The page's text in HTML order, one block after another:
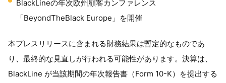
BlackLineの年次欧州顧客カンファレンス
「BeyondTheBlack Europe」を開催
本プレスリリースに含まれる財務結果は暫定的なものであ
り、最終的な見直しが行われる可能性があります。決算は、
BlackLine が当該期間の年次報告書（Form 10-K）を提出する